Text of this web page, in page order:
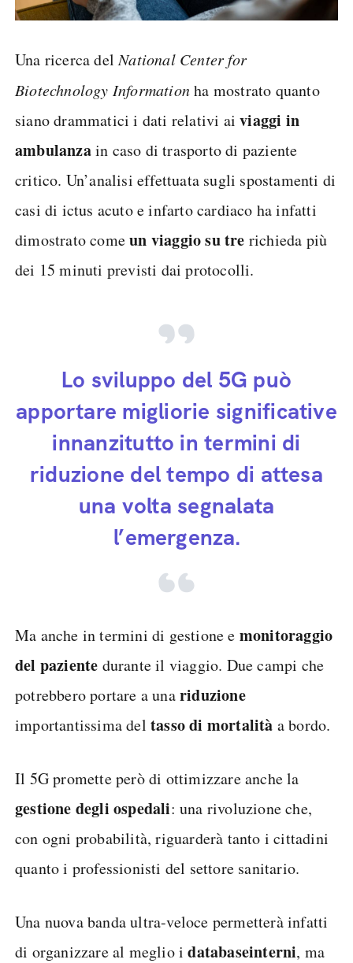
Una ricerca delNational Center for
Biotechnology Informationha mostrato quanto
siano drammatici i dati relativi aiviaggi in
ambulanzain caso di trasporto di paziente
critico. Un’analisi effettuata sugli spostamenti di
casi di ictus acuto e infarto cardiaco ha infatti
dimostrato comeun viaggio su tre richieda più
dei 15 minuti previsti dai protocolli.
Lo sviluppo del 5G può
apportare migliorie significative
innanzitutto in termini di
riduzione del tempo di attesa
una volta segnalata
l’emergenza.
Ma anche in termini di gestione e monitoraggio
del paziente durante il viaggio. Due campi che
potrebbero portare a unariduzione
importantissima del tasso di mortalità a bordo.
Il 5G promette però di ottimizzare anche la
gestione degli ospedali: una rivoluzione che,
con ogni probabilità, riguarderà tanto i cittadini
quanto i professionisti del settore sanitario.
Una nuova banda ultra-veloce permetterà infatti
di organizzare al meglio idatabaseinterni, ma